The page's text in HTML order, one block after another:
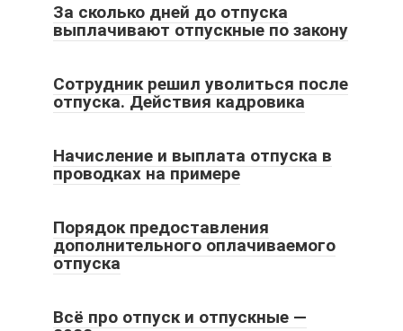
За сколько дней до отпуска
выплачивают отпускные по закону
Сотрудник решил уволиться после
отпуска. Действия кадровика
Начисление и выплата отпуска в
проводках на примере
Порядок предоставления
дополнительного оплачиваемого
отпуска
Всё про отпуск и отпускные —